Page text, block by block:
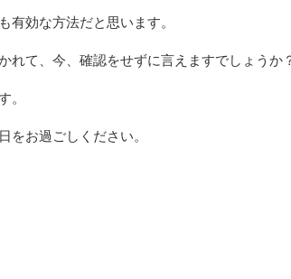
有効な方法だと思います。
れて、今、確認をせずに言えますでしょうか
。
をお過ごしください。